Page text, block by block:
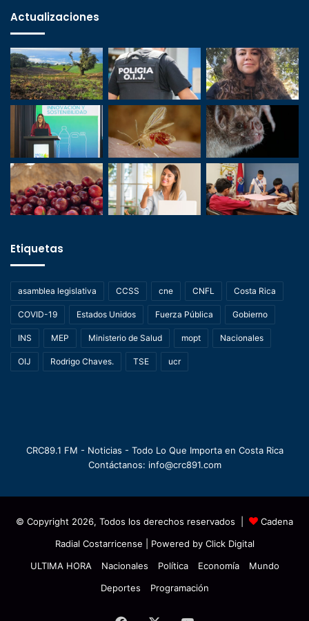
Actualizaciones
Etiquetas
asamblea legislativa CCSS cne CNFL Costa Rica
COVID-19 Estados Unidos Fuerza Pública Gobierno
INS MEP Ministerio de Salud mopt Nacionales
OIJ Rodrigo Chaves. TSE ucr
CRC89.1 FM - Noticias - Todo Lo Que Importa en Costa Rica
Contáctanos: info@crc891.com
© Copyright 2026, Todos los derechos reservados |
Cadena
Radial Costarricense | Powered by Click Digital
ULTIMA HORA
Nacionales Política Economía
Mundo
Deportes
Programación